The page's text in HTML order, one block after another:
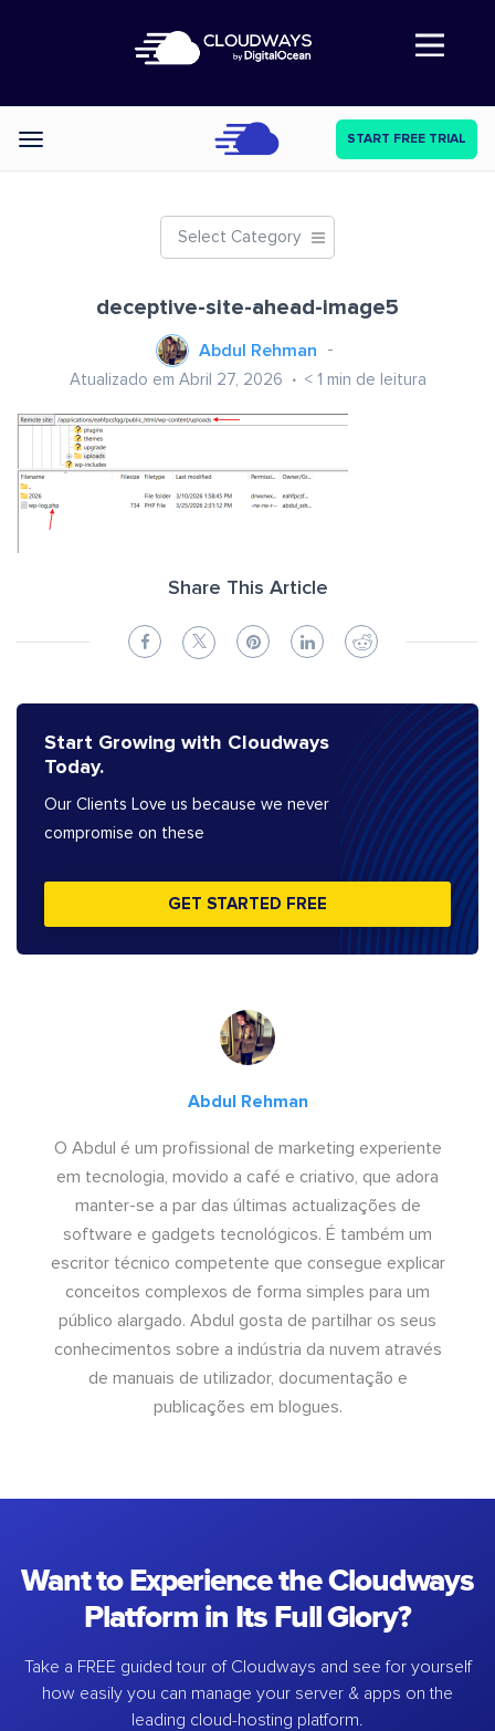
Abre a navegação
Categories START FREE TRIAL
Select Category
deceptive-site-ahead-image5
Abdul Rehman
Atualizado em Abril 27, 2026 < 1 min de leitura
Share This Article
Start Growing with Cloudways
Today.
Our Clients Love us because we never
compromise on these
GET STARTED FREE
Abdul Rehman
O Abdul é um profissional de marketing experiente
em tecnologia, movido a café e criativo, que adora
manter-se a par das últimas actualizações de
software e gadgets tecnológicos. É também um
escritor técnico competente que consegue explicar
conceitos complexos de forma simples para um
público alargado. Abdul gosta de partilhar os seus
conhecimentos sobre a indústria da nuvem através
de manuais de utilizador, documentação e
publicações em blogues.
Want to Experience the Cloudways
Platform in Its Full Glory?
Take a FREE guided tour of Cloudways and see for yourself
how easily you can manage your server & apps on the
leading cloud-hosting platform.